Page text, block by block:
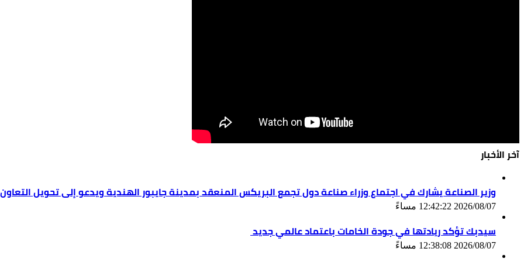
آخر الأخبار
وزير الصناعة يشارك في اجتماع وزراء صناعة دول تجمع البريكس المنعقد بمدينة جايبور الهندية ويدعو إلى تحويل
2026/08/07 12:42:22 مساءً
سيدبك تؤكد ريادتها في جودة الخامات باعتماد عالمي جديد
2026/08/07 12:38:08 مساءً